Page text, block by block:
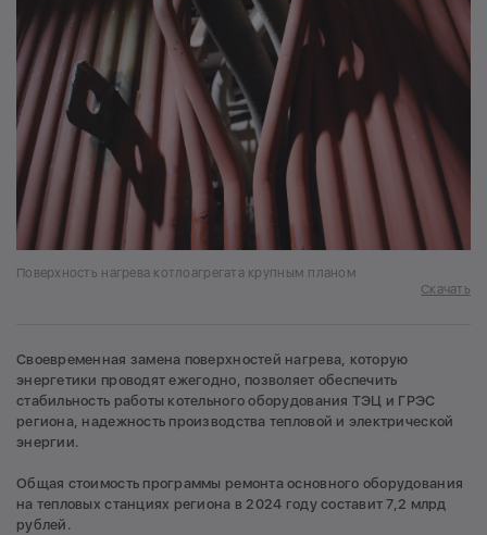
Поверхность нагрева котлоагрегата крупным планом
Скачать
Своевременная замена поверхностей нагрева, которую
энергетики проводят ежегодно, позволяет обеспечить
стабильность работы котельного оборудования ТЭЦ и ГРЭС
региона, надежность производства тепловой и электрической
энергии.
Общая стоимость программы ремонта основного оборудования
на тепловых станциях региона в 2024 году составит 7,2 млрд
рублей.